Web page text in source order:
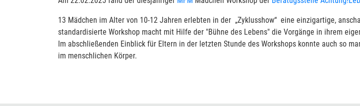
13 Mädchen im Alter von 10-12 Jahren erlebten in der „Zyklusshow“ eine einzigartige,
standardisierte Workshop macht mit Hilfe der "Bühne des Lebens" die Vorgänge in ihrem
Im abschließenden Einblick für Eltern in der letzten Stunde des Workshops konnte auch so
im menschlichen Körper.